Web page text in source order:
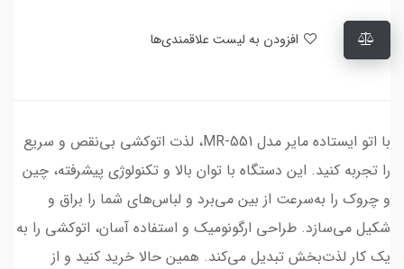
با اتو ایستاده مایر مدل MR-551، لذت اتوکشی بی‌نقص و سریع
را تجربه کنید. این دستگاه با توان بالا و تکنولوژی پیشرفته، چین
و چروک را به‌سرعت از بین می‌برد و لباس‌های شما را براق و
شکیل می‌سازد. طراحی ارگونومیک و استفاده آسان، اتوکشی را به
یک کار لذت‌بخش تبدیل می‌کند. همین حالا خرید کنید و از